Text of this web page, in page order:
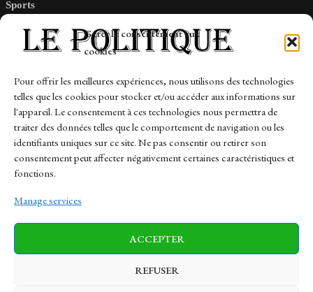
Gérer le consentement aux
cookies
Pour offrir les meilleures expériences, nous utilisons des technologies
telles que les cookies pour stocker et/ou accéder aux informations sur
l'appareil. Le consentement à ces technologies nous permettra de
traiter des données telles que le comportement de navigation ou les
identifiants uniques sur ce site. Ne pas consentir ou retirer son
consentement peut affecter négativement certaines caractéristiques et
fonctions.
Manage services
ACCEPTER
REFUSER
Sports
Links
Contact
Sitemap
News Finance-Marches Politics
Business Tech Health Sports Travel